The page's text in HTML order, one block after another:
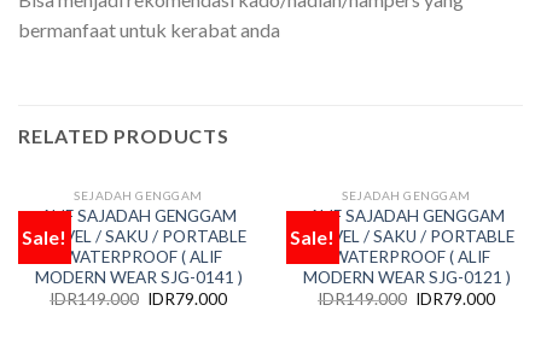
bermanfaat untuk kerabat anda
RELATED PRODUCTS
Sale!
Add
to
wishlist
OUT OF STOCK
SEJADAH GENGGAM
ALIF SAJADAH GENGGAM
TRAVEL / SAKU / PORTABLE
/ WATERPROOF ( ALIF
MODERN WEAR SJG-0141 )
IDR149.000 IDR79.000
Sale!
Add
to
wishlist
OUT OF STOCK
SEJADAH GENGGAM
ALIF SAJADAH GENGGAM
TRAVEL / SAKU / PORTABLE
/ WATERPROOF ( ALIF
MODERN WEAR SJG-0121 )
IDR149.000 IDR79.000